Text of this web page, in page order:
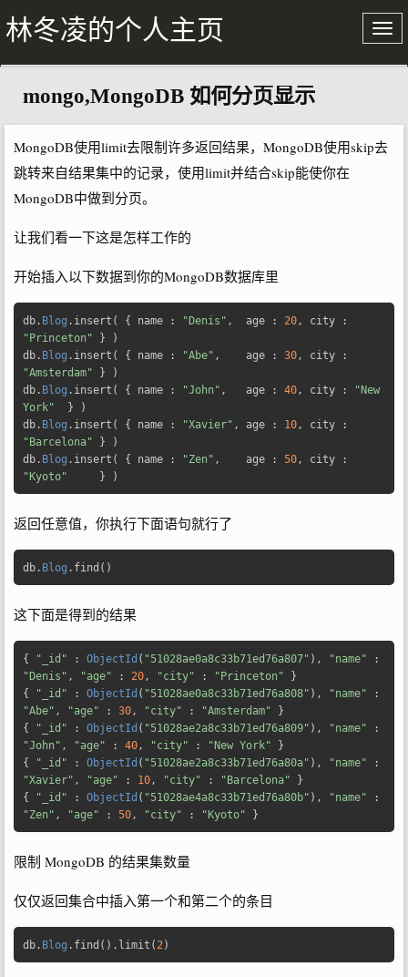
林冬凌的个人主页
关于我
文章存档
mongo,MongoDB 如何分页显示
MongoDB使用limit去限制许多返回结果，MongoDB使用skip去
跳转来自结果集中的记录，使用limit并结合skip能使你在
MongoDB中做到分页。
让我们看一下这是怎样工作的
开始插入以下数据到你的MongoDB数据库里
db . Blog . insert ( { name : "Denis" ,
  age
: 20, city
:
"Princeton"
}
)
db . Blog . insert ( { name : "Abe" ,
    age
: 30, city
:
"Amsterdam"
}
)
db . Blog . insert ( { name : "John" ,
   age
: 40, city :
"New
York"
}
)
db . Blog . insert ( { name : "Xavier" , age : 10, city
:
"Barcelona"
}
)
db . Blog . insert ( { name : "Zen" ,
    age
: 50, city
:
"Kyoto"
} )
返回任意值，你执行下面语句就行了
db . Blog . find ()
这下面是得到的结果
{ "_id" : ObjectId ( "51028ae0a8c33b71ed76a807" ), "name"
:
"Denis" , "age" : 20, "city" : "Princeton"
}
{
"_id" : ObjectId ( "51028ae0a8c33b71ed76a808" ), "name"
:
"Abe" , "age" : 30, "city" : "Amsterdam"
}
{
"_id" : ObjectId ( "51028ae2a8c33b71ed76a809" ), "name"
:
"John" , "age" : 40, "city" : "New York"
}
{
"_id" : ObjectId ( "51028ae2a8c33b71ed76a80a" ), "name"
:
"Xavier" , "age" : 10, "city" : "Barcelona"
}
{
"_id" : ObjectId ( "51028ae4a8c33b71ed76a80b" ), "name"
:
"Zen" , "age" : 50, "city" : "Kyoto" }
限制 MongoDB 的结果集数量
仅仅返回集合中插入第一个和第二个的条目
db . Blog . find (). limit ( 2)